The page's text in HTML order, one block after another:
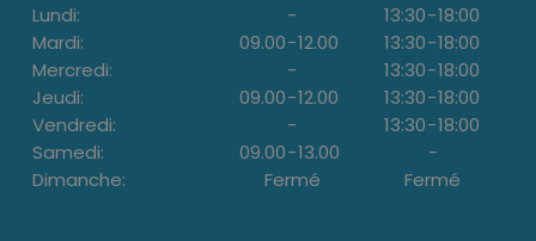
Lundi: - 13:30-18:00
Mardi:
09.00-12.00 13:30-18:00
Mercredi:
- 13:30-18:00
Jeudi:
09.00-12.00 13:30-18:00
Vendredi:
- 13:30-18:00
Samedi:
09.00-13.00
-
Dimanche:
Fermé Fermé